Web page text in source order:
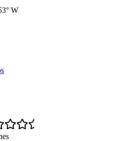
° W